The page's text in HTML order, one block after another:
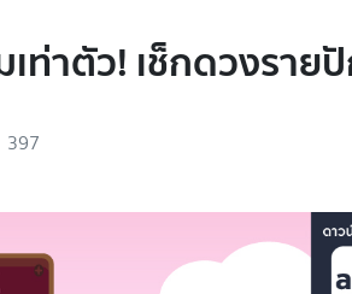
เท่าตัว! เช็กดวงร
397